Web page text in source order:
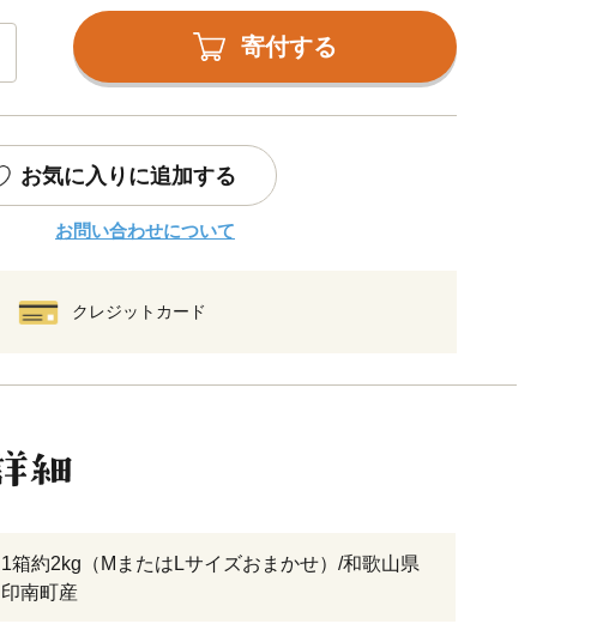
寄付する
お気に入りに追加する
お問い合わせについて
クレジットカード
1箱約2kg（MまたはLサイズおまかせ）/和歌山県
印南町産